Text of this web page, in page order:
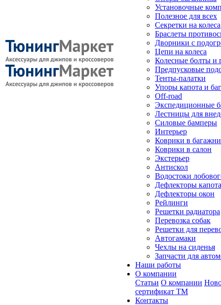
Установочные
Полезное для всех
Секретки на колеса
Браслеты
Дворники с
Цепи на колеса
Колесные болты и
Предпусковые
Тенты-палатки
Упоры капота и
Off-road
Экспедиционные
Лестницы для
Силовые бамперы
Интерьер
Коврики в
Коврики в салон
Экстерьер
Антискол
Водостоки
Дефлекторы капота
Дефлекторы окон
Рейлинги
Решетки радиатора
Перевозка собак
Решетки для
Автогамаки
Чехлы на сиденья
Запчасти для
Наши работы
О компании
Статьи О компании
сертификат ТМ
Контакты